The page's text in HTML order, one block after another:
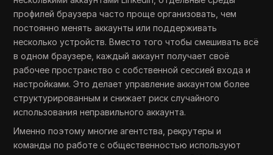
профилей браузера часто проще организовать, чем
постоянно менять аккаунты или поддерживать
несколько устройств. Вместо того чтобы смешивать всё
в одном браузере, каждый аккаунт получает своё
рабочее пространство с собственной сессией входа и
настройками. Это делает управление аккаунтом более
структурированным и снижает риск случайного
использования неправильного аккаунта.
Именно поэтому многие агентства, рекрутеры и
команды по работе с общественностью используют